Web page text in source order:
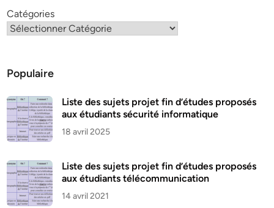
Catégories
Populaire
Liste des sujets projet fin d’études proposés
aux étudiants sécurité informatique
18 avril 2025
Liste des sujets projet fin d’études proposés
aux étudiants télécommunication
14 avril 2021